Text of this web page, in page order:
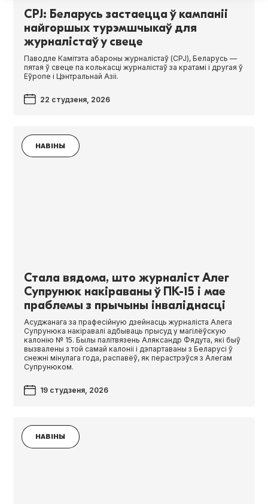
CPJ: Беларусь застаецца ў кампаніі
найгоршых турэмшчыкаў для
журналістаў у свеце
Паводле Камітэта абароны журналістаў (CPJ), Беларусь —
пятая ў свеце па колькасці журналістаў за кратамі і другая ў
Еўропе і Цэнтральнай Азіі.
22 студзеня, 2026
НАВІНЫ
Стала вядома, што журналіст Алег
Супрунюк накіраваны ў ПК-15 і мае
праблемы з прычыны інваліднасці
Асуджанага за прафесійную дзейнасць журналіста Алега
Супрунюка накіравалі адбываць прысуд у магілёўскую
калонію № 15. Былы палітвязень Аляксандр Фядута, які быў
вызвалены з той самай калоніі і дэпартаваны з Беларусі ў
снежні мінулага года, распавёў, як перастрэўся з Алегам
Супрунюком.
19 студзеня, 2026
НАВІНЫ